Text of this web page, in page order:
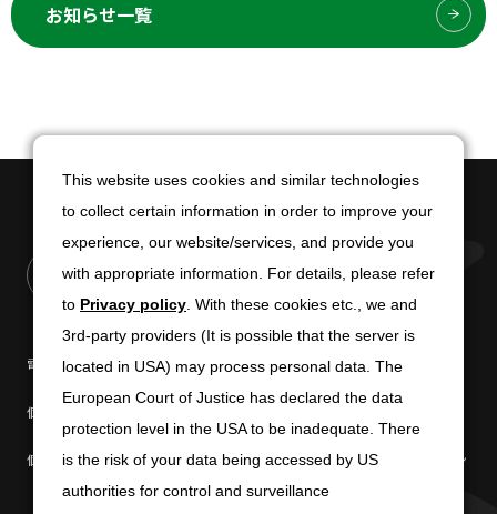
お知らせ一覧
電子公告 免責条項
個人情報の取扱いについて
個人情報の共同利用について 商標使用に関するガイドライン
This website uses cookies and similar technologies
to collect certain information in order to improve your
experience, our website/services, and provide you
with appropriate information. For details, please refer
to Privacy policy . With these cookies etc., we and
3rd-party providers (It is possible that the server is
located in USA) may process personal data. The
European Court of Justice has declared the data
protection level in the USA to be inadequate. There
is the risk of your data being accessed by US
authorities for control and surveillance
This website uses cookies and similar technologies
to collect certain information in order to improve your
experience, our website/services, and provide you
with appropriate information. For details, please refer
to Privacy policy . With these cookies etc., we and
3rd-party providers (It is possible that the server is
located in USA) may process personal data. The
European Court of Justice has declared the data
protection level in the USA to be inadequate. There
is the risk of your data being accessed by US
authorities for control and surveillance